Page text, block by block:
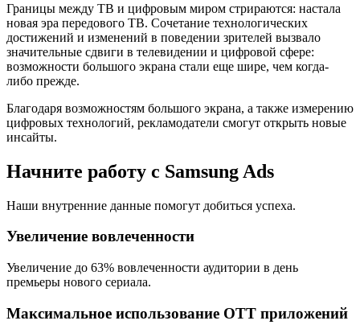
Границы между ТВ и цифровым миром стрираются: настала
новая эра передового ТВ. Сочетание технологических
достижений и изменений в поведении зрителей вызвало
значительные сдвиги в телевидении и цифровой сфере:
возможности большого экрана стали еще шире, чем когда-
либо прежде.
Благодаря возможностям большого экрана, а также измерению
цифровых технологий, рекламодатели смогут открыть новые
инсайты.
Начните работу с Samsung Ads
Наши внутренние данные помогут добиться успеха.
Увеличение вовлеченности
Увеличение до 63% вовлеченности аудитории в день
премьеры нового сериала.
Максимальное использование ОТТ приложений